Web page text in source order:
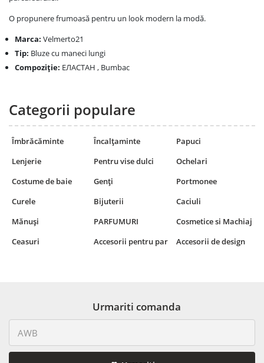
O propunere frumoasă pentru un look modern la modă.
Marca: Velmerto21
Tip: Bluze cu maneci lungi
Compoziţie: ЕЛАСТАН , Bumbac
Categorii populare
Îmbrăcăminte Încalțaminte
Papuci
Lenjerie
Pentru vise dulci
Ochelari
Costume de baie
Genți
Portmonee
Curele
Bijuterii
Caciuli
Mănuși
PARFUMURI
Cosmetice si Machiaj
Ceasuri
Accesorii pentru par Accesorii de design
Urmariti comanda